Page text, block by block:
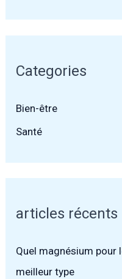
Categories
Bien-être
Santé
articles récents
Quel magnésium pour
meilleur type